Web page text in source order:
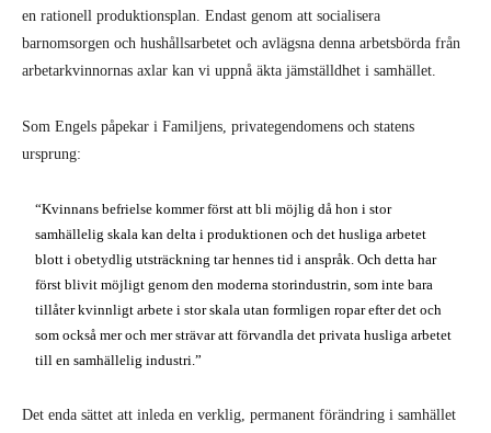
en rationell produktionsplan. Endast genom att socialisera
barnomsorgen och hushållsarbetet och avlägsna denna arbetsbörda från
arbetarkvinnornas axlar kan vi uppnå äkta jämställdhet i samhället.
Som Engels påpekar i Familjens, privategendomens och statens
ursprung:
“Kvinnans befrielse kommer först att bli möjlig då hon i stor
samhällelig skala kan delta i produktionen och det husliga arbetet
blott i obetydlig utsträckning tar hennes tid i anspråk. Och detta har
först blivit möjligt genom den moderna storindustrin, som inte bara
tillåter kvinnligt arbete i stor skala utan formligen ropar efter det och
som också mer och mer strävar att förvandla det privata husliga arbetet
till en samhällelig industri.”
Det enda sättet att inleda en verklig, permanent förändring i samhället